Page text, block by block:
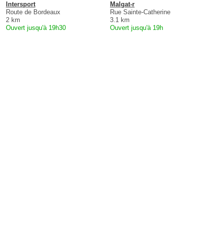
Intersport
Route de Bordeaux
2 km
Ouvert jusqu'à 19h30
Malgat-r
Rue Sainte-Catherine
3.1 km
Ouvert jusqu'à 19h